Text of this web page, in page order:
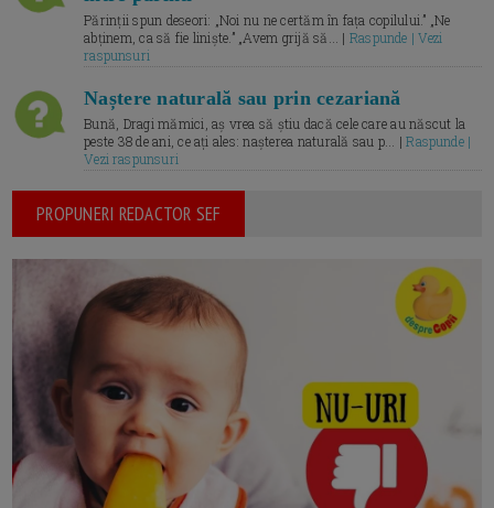
Părinții spun deseori: „Noi nu ne certăm în fața copilului.” „Ne
abținem, ca să fie liniște.” „Avem grijă să... | Raspunde | Vezi
raspunsuri
Naștere naturală sau prin cezariană
Bună, Dragi mămici, aș vrea să știu dacă cele care au născut la
peste 38 de ani, ce ați ales: nașterea naturală sau p... |Raspunde |
Vezi raspunsuri
PROPUNERI REDACTOR SEF